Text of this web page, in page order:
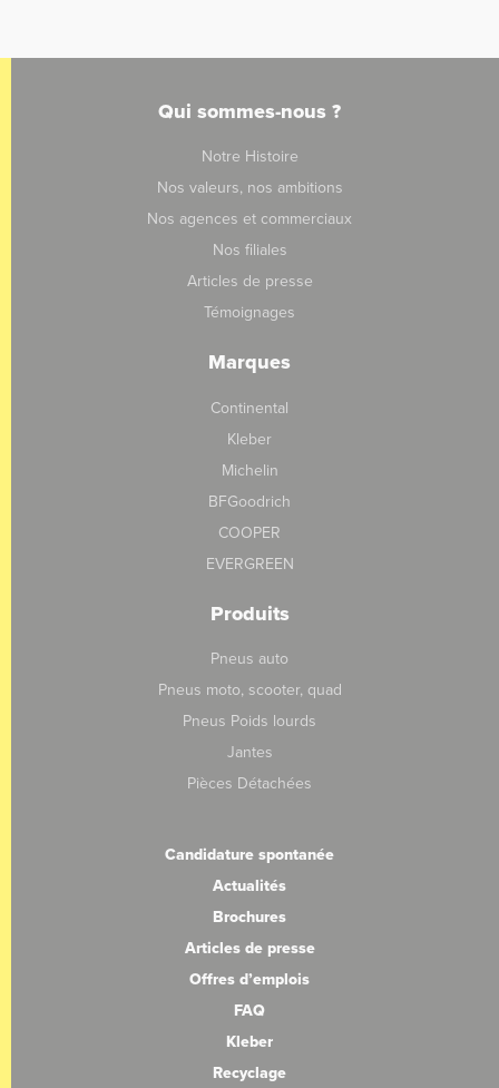
Qui sommes-nous ?
Notre Histoire
Nos valeurs, nos ambitions
Nos agences et commerciaux
Nos filiales
Articles de presse
Témoignages
Marques
Continental
Kleber
Michelin
BFGoodrich
COOPER
EVERGREEN
Produits
Pneus auto
Pneus moto, scooter, quad
Pneus Poids lourds
Jantes
Pièces Détachées
Candidature spontanée
Actualités
Brochures
Articles de presse
Offres d’emplois
FAQ
Kleber
Recyclage